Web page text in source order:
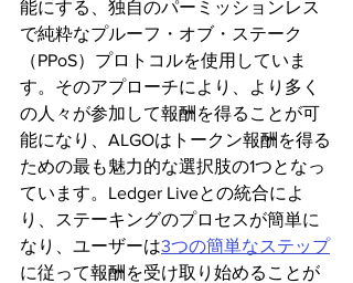
能にする、独自のパーミッションレス
で純粋なプルーフ・オブ・ステーク
（PPoS）プロトコルを使用していま
す。そのアプローチにより、より多く
の人々が参加して報酬を得ることが可
能になり、ALGOはトークン報酬を得る
ための最も魅力的な選択肢の1つとなっ
ています。Ledger Liveとの統合によ
り、ステーキングのプロセスが簡単に
なり、ユーザーは3つの簡単なステップ
に従って報酬を受け取り始めることが